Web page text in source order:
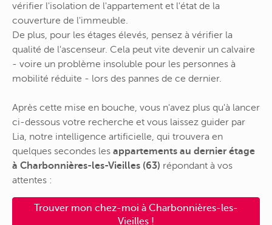
vérifier l'isolation de l'appartement et l'état de la
couverture de l'immeuble.
De plus, pour les étages élevés, pensez à vérifier la
qualité de l'ascenseur. Cela peut vite devenir un calvaire
- voire un problème insoluble pour les personnes à
mobilité réduite - lors des pannes de ce dernier.
Après cette mise en bouche, vous n'avez plus qu'à lancer
ci-dessous votre recherche et vous laissez guider par
Lia, notre intelligence artificielle, qui trouvera en
quelques secondes les appartements au dernier étage
à Charbonnières-les-Vieilles (63) répondant à vos
attentes :
Trouver mon chez-moi à Charbonnières-les-
Vieilles !